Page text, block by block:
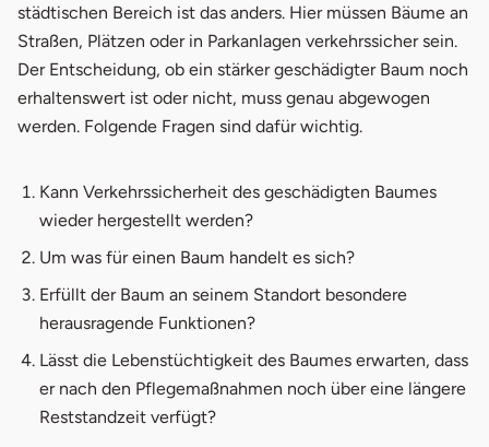
städtischen Bereich ist das anders. Hier müssen Bäume an
Straßen, Plätzen oder in Parkanlagen verkehrssicher sein.
Der Entscheidung, ob ein stärker geschädigter Baum noch
erhaltenswert ist oder nicht, muss genau abgewogen
werden. Folgende Fragen sind dafür wichtig.
Kann Verkehrssicherheit des geschädigten Baumes
wieder hergestellt werden?
Um was für einen Baum handelt es sich?
Erfüllt der Baum an seinem Standort besondere
herausragende Funktionen?
Lässt die Lebenstüchtigkeit des Baumes erwarten, dass
er nach den Pflegemaßnahmen noch über eine längere
Reststandzeit verfügt?